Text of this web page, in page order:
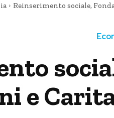
Reinserimento sociale,
e